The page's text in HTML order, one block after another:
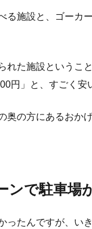
る施設と、ゴーカ
れた施設というこ
円」と、すごく安
奥の方にあるおか
ンで駐車場
ったんですが、い